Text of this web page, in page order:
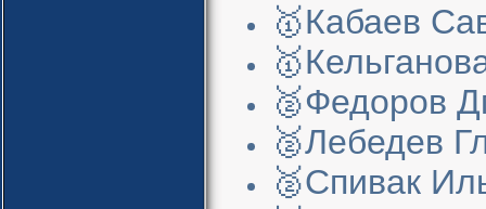
🥇Кабаев
🥈Федоров
🥈Лебедев
🥈Спивак